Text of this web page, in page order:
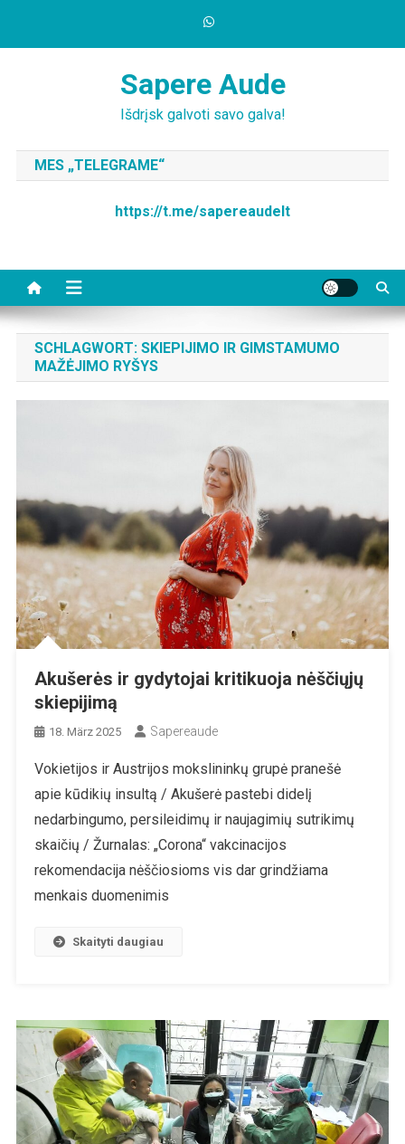
Sapere Aude
Išdrįsk galvoti savo galva!
MES „TELEGRAME“
https://t.me/sapereaudelt
SCHLAGWORT: SKIEPIJIMO IR GIMSTAMUMO
MAŽĖJIMO RYŠYS
Akušerės ir gydytojai kritikuoja nėščiųjų
skiepijimą
18. März 2025 Sapereaude
Vokietijos ir Austrijos mokslininkų grupė pranešė
apie kūdikių insultą / Akušerė pastebi didelį
nedarbingumo, persileidimų ir naujagimių sutrikimų
skaičių / Žurnalas: „Corona“ vakcinacijos
rekomendacija nėščiosioms vis dar grindžiama
menkais duomenimis
Skaityti daugiau